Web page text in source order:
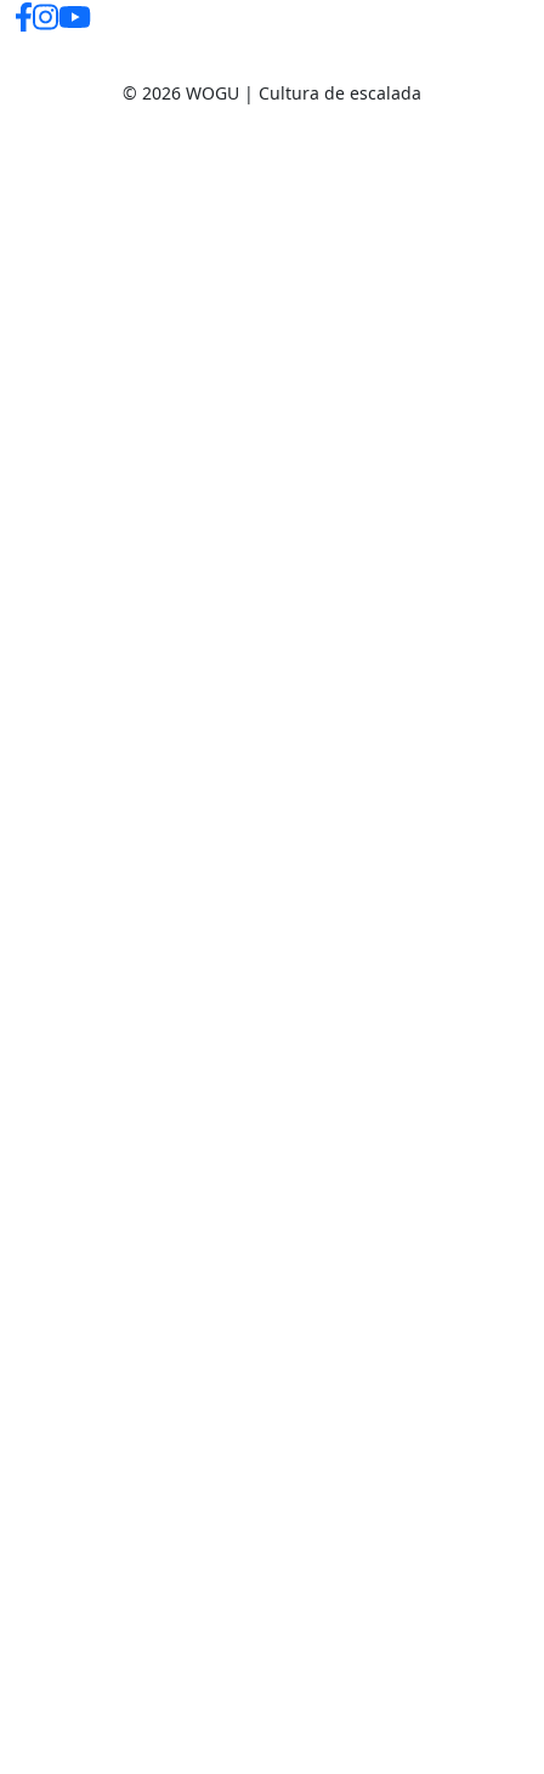
© 2026 WOGU | Cultura de escalada